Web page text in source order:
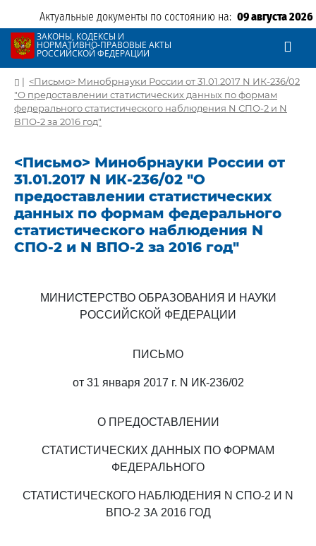
Актуальные документы по состоянию на: 09 августа 2026
ЗАКОНЫ, КОДЕКСЫ И
НОРМАТИВНО-ПРАВОВЫЕ АКТЫ
РОССИЙСКОЙ ФЕДЕРАЦИИ
| <Письмо> Минобрнауки России от 31.01.2017 N ИК-236/02
"О предоставлении статистических данных по формам
федерального статистического наблюдения N СПО-2 и N
ВПО-2 за 2016 год"
<Письмо> Минобрнауки России от
31.01.2017 N ИК-236/02 "О
предоставлении статистических
данных по формам федерального
статистического наблюдения N
СПО-2 и N ВПО-2 за 2016 год"
МИНИСТЕРСТВО ОБРАЗОВАНИЯ И НАУКИ
РОССИЙСКОЙ ФЕДЕРАЦИИ
ПИСЬМО
от 31 января 2017 г. N ИК-236/02
О ПРЕДОСТАВЛЕНИИ
СТАТИСТИЧЕСКИХ ДАННЫХ ПО ФОРМАМ
ФЕДЕРАЛЬНОГО
СТАТИСТИЧЕСКОГО НАБЛЮДЕНИЯ N СПО-2 И N
ВПО-2 ЗА 2016 ГОД